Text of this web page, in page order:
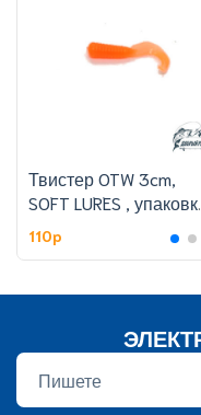
Твистер OTW 3cm,
SOFT LURES , упаковке
50 шт,цвет 308#
110p